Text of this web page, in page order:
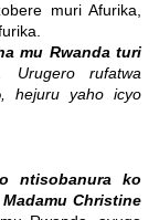
muri Afurika,
mu Rwanda turi
. Urugero rufatwa
hejuru yaho icyo
ntisobanura ko
Madamu Christine